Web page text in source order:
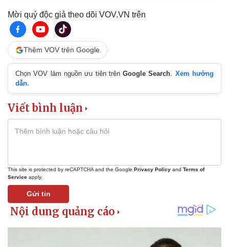
Quân sự - Quốc phòng
Mời quý độc giả theo dõi VOV.VN trên
Thêm VOV trên Google
Chọn VOV làm nguồn ưu tiên trênGoogle Search. Xem hướng
dẫn.
Viết bình luận
This site is protected by reCAPTCHA and the Google Privacy Policy and Terms of
Service apply.
Gửi tin